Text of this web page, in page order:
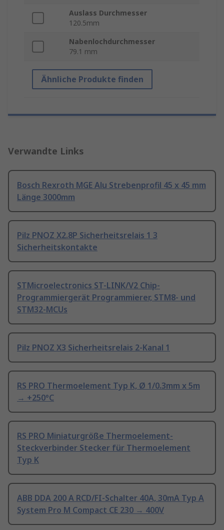
Auslass Durchmesser
120.5mm
Nabenlochdurchmesser
79.1 mm
Ähnliche Produkte finden
Verwandte Links
Bosch Rexroth MGE Alu Strebenprofil 45 x 45 mm
Länge 3000mm
Pilz PNOZ X2.8P Sicherheitsrelais 1 3
Sicherheitskontakte
STMicroelectronics ST-LINK/V2 Chip-
Programmiergerät Programmierer, STM8- und
STM32-MCUs
Pilz PNOZ X3 Sicherheitsrelais 2-Kanal 1
RS PRO Thermoelement Typ K, Ø 1/0.3mm x 5m
→ +250°C
RS PRO Miniaturgröße Thermoelement-
Steckverbinder Stecker für Thermoelement
Typ K
ABB DDA 200 A RCD/FI-Schalter 40A, 30mA Typ A
System Pro M Compact CE 230 → 400V